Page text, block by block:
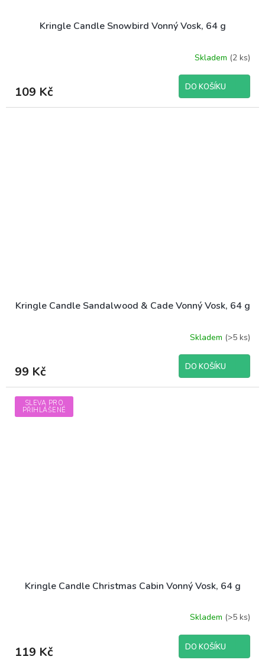
Kringle Candle Snowbird Vonný Vosk, 64 g
Skladem (2 ks)
109 Kč DO KOŠÍKU
Kringle Candle Sandalwood & Cade Vonný Vosk, 64 g
Skladem (>5 ks)
99 Kč DO KOŠÍKU
SLEVA PRO
PŘIHLÁŠENÉ
Kringle Candle Christmas Cabin Vonný Vosk, 64 g
Skladem (>5 ks)
119 Kč DO KOŠÍKU